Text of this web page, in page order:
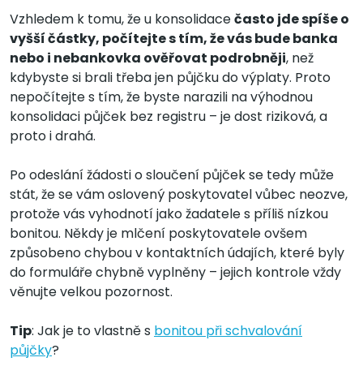
Vzhledem k tomu, že u konsolidacečasto jde spíše o
vyšší částky, počítejte s tím, že vás bude banka
nebo i nebankovka ověřovat podrobněji, než
kdybyste si brali třeba jen půjčku do výplaty. Proto
nepočítejte s tím, že byste narazili na výhodnou
konsolidaci půjček bez registru – je dost riziková, a
proto i drahá.
Po odeslání žádosti o sloučení půjček se tedy může
stát, že se vám oslovený poskytovatel vůbec neozve,
protože vás vyhodnotí jako žadatele s příliš nízkou
bonitou. Někdy je mlčení poskytovatele ovšem
způsobeno chybou v kontaktních údajích, které byly
do formuláře chybně vyplněny – jejich kontrole vždy
věnujte velkou pozornost.
Tip: Jak je to vlastně s bonitou při schvalování
půjčky?